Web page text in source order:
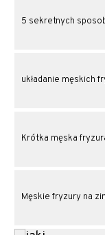
5 sekretnych
układanie męskich
Krótka męska
Męskie fryzury na